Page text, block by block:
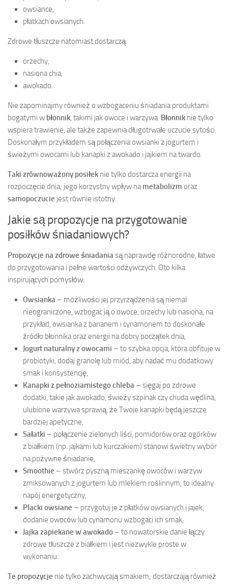
owsiance,
płatkach owsianych.
Zdrowe tłuszcze natomiast dostarczą:
orzechy,
nasiona chia,
awokado.
Nie zapominajmy również o wzbogaceniu śniadania produktami
bogatymi w błonnik, takimi jak owoce i warzywa. Błonnik nie tylko
wspiera trawienie, ale także zapewnia długotrwałe uczucie sytości.
Doskonałym przykładem są połączenia owsianki z jogurtem i
świeżymi owocami lub kanapki z awokado i jajkiem na twardo.
Taki zrównoważony posiłek nie tylko dostarcza energii na
rozpoczęcie dnia; jego korzystny wpływ nametabolizm oraz
samopoczucie jest równie istotny.
Jakie są propozycje na przygotowanie
posiłków śniadaniowych?
Propozycje na zdrowe śniadaniasą naprawdę różnorodne, łatwe
do przygotowania i pełne wartości odżywczych. Oto kilka
inspirujących pomysłów:
Owsianka – możliwości jej przyrządzenia są niemal
nieograniczone, wzbogac ją o owoce, orzechy lub nasiona, na
przykład, owsianka z bananem i cynamonem to doskonałe
źródło błonnika oraz energii na dobry początek dnia,
Jogurt naturalny z owocami – to szybka opcja, która obfituje w
probiotyki, dodaj granolę lub miód, aby nadać mu dodatkowy
smak i konsystencję,
Kanapki z pełnoziarnistego chleba – sięgaj po zdrowe
dodatki, takie jak awokado, świeży szpinak czy chuda wędlina,
ulubione warzywa sprawią, że Twoje kanapki będą jeszcze
bardziej apetyczne,
Sałatki – połączenie zielonych liści, pomidorów oraz ogórków
z białkiem (np. jajkami lub kurczakiem) stanowi świetny wybór
na pożywne śniadanie,
Smoothie – stwórz pyszną mieszankę owoców i warzyw
zmiksowanych z jogurtem lub mlekiem roślinnym, to idealny
napój energetyczny,
Placki owsiane – przygotuj je z płatków owsianych i jajek,
dodanie owoców lub cynamonu wzbogaci ich smak,
Jajka zapiekane w awokado – to nowatorskie danie łączy
zdrowe tłuszcze z białkiem i jest niezwykle proste w
wykonaniu.
Te propozycje nie tylko zachwycają smakiem; dostarczają również